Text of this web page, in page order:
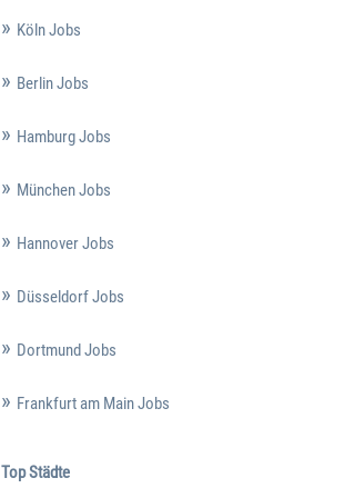
Köln Jobs
Berlin Jobs
Hamburg Jobs
München Jobs
Hannover Jobs
Düsseldorf Jobs
Dortmund Jobs
Frankfurt am Main Jobs
Top Städte